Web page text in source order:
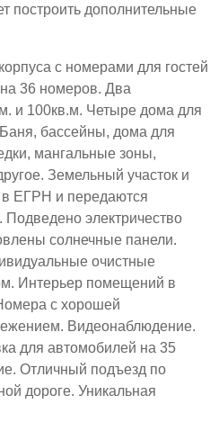
построить дополнительные
с номерами для гостей
36 номеров. Два
и 100кв.м. Четыре дома для
бассейны, дома для
мангальные зоны,
Земельный участок и
в ЕГРН и передаются
Подведено электричество
солнечные панели.
очистные
Интерьер помещений в
с хорошей
Видеонаблюдение.
для автомобилей на 35
Отличный подъезд по
дороге. Уникальная